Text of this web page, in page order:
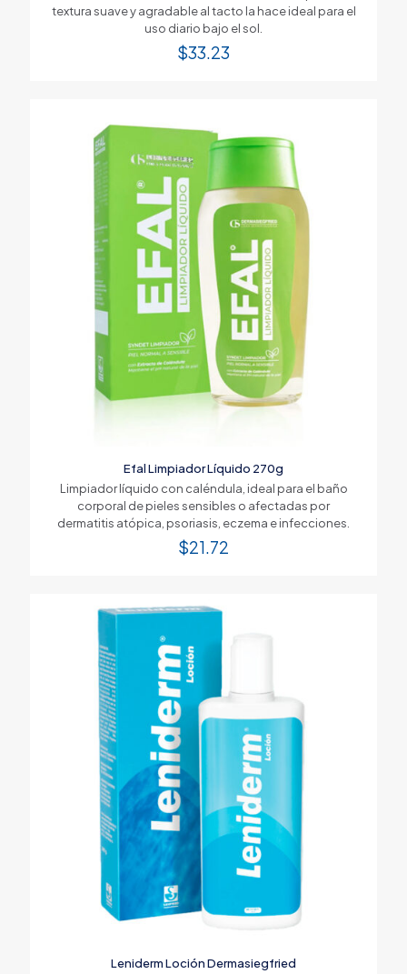
textura suave y agradable al tacto la hace ideal para el
uso diario bajo el sol.
$33.23
Efal Limpiador Líquido 270g
Limpiador líquido con caléndula, ideal para el baño
corporal de pieles sensibles o afectadas por
dermatitis atópica, psoriasis, eczema e infecciones.
$21.72
Leniderm Loción Dermasiegfried